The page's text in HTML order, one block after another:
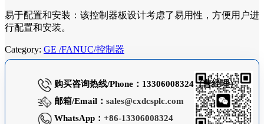
易于配置和安装：该控制器板设计考虑了易用性，方便用户进
行配置和安装。
Category: GE /FANUC/控制器
购买咨询热线/Phone：13306008324（曹经理）
邮箱/Email： sales@cxdcsplc.com
WhatsApp： +86-13306008324